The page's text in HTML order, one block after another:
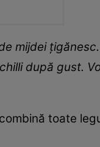
mijdei
după gust.
toate